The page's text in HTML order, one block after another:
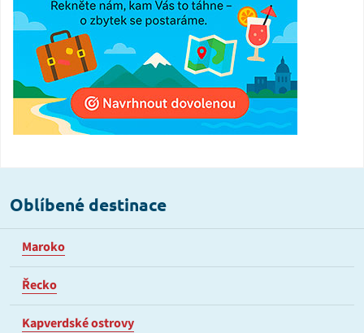
Oblíbené destinace
Maroko
Řecko
Kapverdské ostrovy